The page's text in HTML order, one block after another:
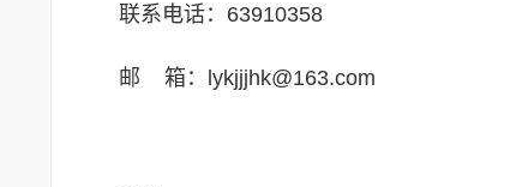
联系电话： 63910358
邮 箱： lykjjjhk@163.com